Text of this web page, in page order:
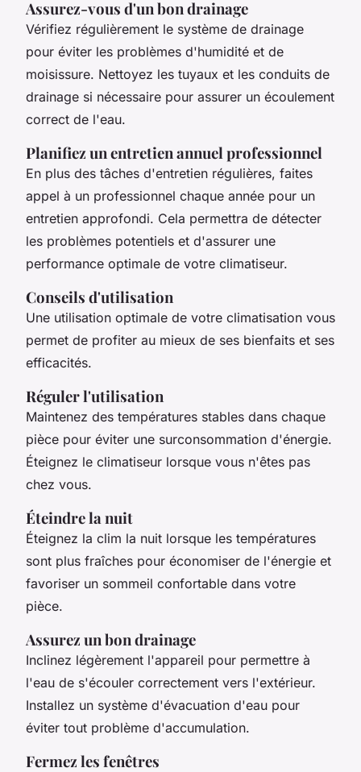
Assurez-vous d'un bon drainage
Vérifiez régulièrement le système de drainage
pour éviter les problèmes d'humidité et de
moisissure. Nettoyez les tuyaux et les conduits de
drainage si nécessaire pour assurer un écoulement
correct de l'eau.
Planifiez un entretien annuel professionnel
En plus des tâches d'entretien régulières, faites
appel à un professionnel chaque année pour un
entretien approfondi. Cela permettra de détecter
les problèmes potentiels et d'assurer une
performance optimale de votre climatiseur.
Conseils d'utilisation
Une utilisation optimale de votre climatisation vous
permet de profiter au mieux de ses bienfaits et ses
efficacités.
Réguler l'utilisation
Maintenez des températures stables dans chaque
pièce pour éviter une surconsommation d'énergie.
Éteignez le climatiseur lorsque vous n'êtes pas
chez vous.
Éteindre la nuit
Éteignez la clim la nuit lorsque les températures
sont plus fraîches pour économiser de l'énergie et
favoriser un sommeil confortable dans votre
pièce.
Assurez un bon drainage
Inclinez légèrement l'appareil pour permettre à
l'eau de s'écouler correctement vers l'extérieur.
Installez un système d'évacuation d'eau pour
éviter tout problème d'accumulation.
Fermez les fenêtres